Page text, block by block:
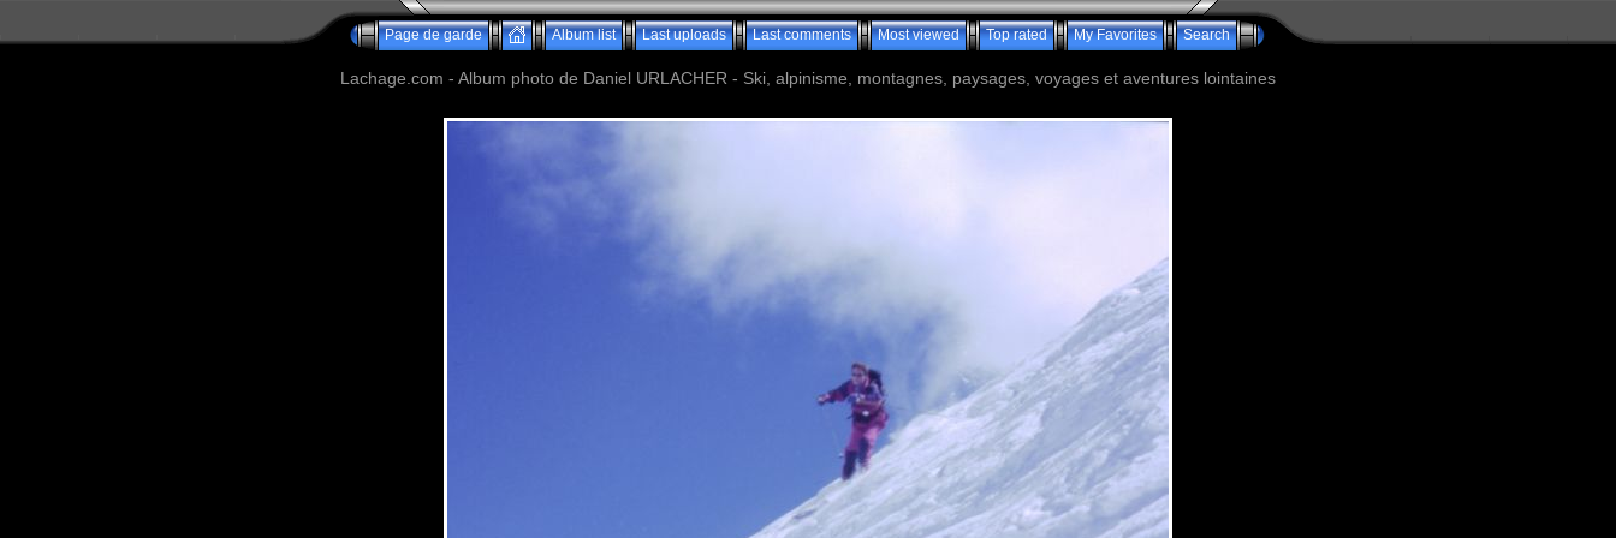
Page de garde Album list Last uploads Last comments Most viewed Top rated My Favorites Search
Lachage.com - Album photo de Daniel URLACHER - Ski, alpinisme, montagnes, paysages, voyages et aventures lointaines